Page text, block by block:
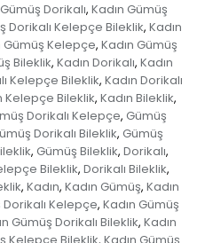
Dorikalı, Kadın Gümüş
Dorikalı Kelepçe Bileklik, Kadın
Gümüş Kelepçe, Kadın Gümüş
Bileklik, Kadın Dorikalı, Kadın
Kelepçe Bileklik, Kadın Dorikalı
Kelepçe Bileklik, Kadın Bileklik,
Dorikalı Kelepçe, Gümüş
Dorikalı Bileklik, Gümüş
, Gümüş Bileklik, Dorikalı,
Bileklik, Dorikalı Bileklik,
, Kadın, Kadın Gümüş, Kadın
Dorikalı Kelepçe, Kadın Gümüş
Gümüş Dorikalı Bileklik, Kadın